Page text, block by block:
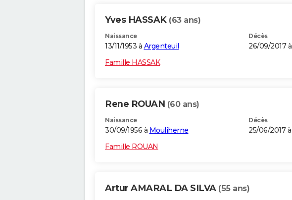
Yves HASSAK (63 ans)
Naissance
13/11/1953 à Argenteuil
Décès
26/09/2017 à
Famille HASSAK
Rene ROUAN (60 ans)
Naissance
30/09/1956 à Mouliherne
Décès
25/06/2017 à
Famille ROUAN
Artur AMARAL DA SILVA (55 ans)